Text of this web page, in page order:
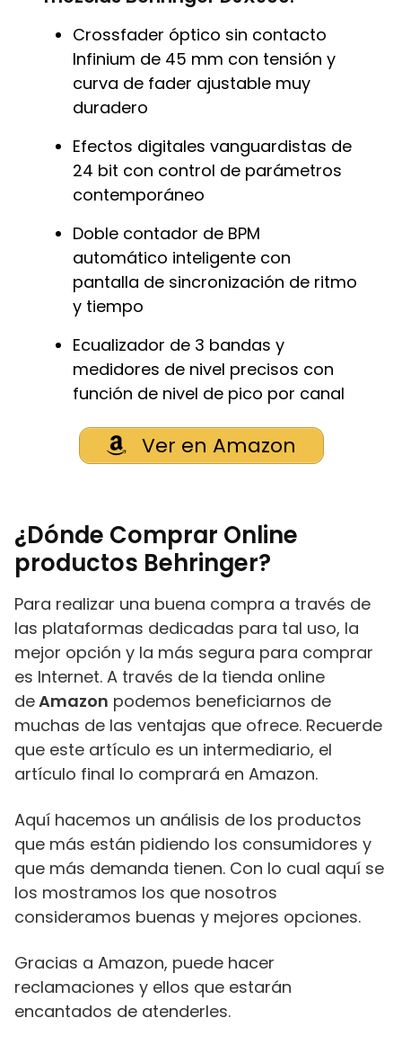
Crossfader óptico sin contacto
Infinium de 45 mm con tensión y
curva de fader ajustable muy
duradero
Efectos digitales vanguardistas de
24 bit con control de parámetros
contemporáneo
Doble contador de BPM
automático inteligente con
pantalla de sincronización de ritmo
y tiempo
Ecualizador de 3 bandas y
medidores de nivel precisos con
función de nivel de pico por canal
Ver en Amazon
¿Dónde Comprar Online
productos Behringer?
Para realizar una buena compra a través de
las plataformas dedicadas para tal uso, la
mejor opción y la más segura para comprar
es Internet. A través de la tienda online
deAmazon podemos beneficiarnos de
muchas de las ventajas que ofrece. Recuerde
que este artículo es un intermediario, el
artículo final lo comprará en Amazon.
Aquí hacemos un análisis de los productos
que más están pidiendo los consumidores y
que más demanda tienen. Con lo cual aquí se
los mostramos los que nosotros
consideramos buenas y mejores opciones.
Gracias a Amazon, puede hacer
reclamaciones y ellos que estarán
encantados de atenderles.